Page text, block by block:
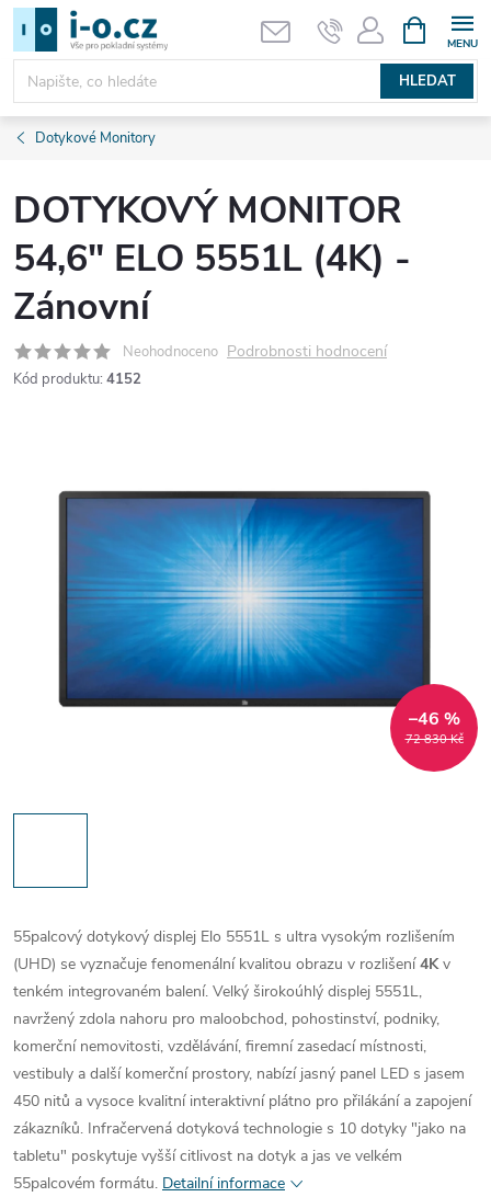
Přejít
obsah
HLEDAT
NÁKUPNÍ
KOŠÍK
Dotykové Monitory
DOTYKOVÝ MONITOR
54,6" ELO 5551L (4K) -
Zánovní
Neohodnoceno Podrobnosti hodnocení
Kód produktu: 4152
72 830 Kč
–46 %
55palcový dotykový displej Elo 5551L s ultra vysokým rozlišením
(UHD) se vyznačuje fenomenální kvalitou obrazu v rozlišení4Kv
tenkém integrovaném balení. Velký širokoúhlý displej 5551L,
navržený zdola nahoru pro maloobchod, pohostinství, podniky,
komerční nemovitosti, vzdělávání, firemní zasedací místnosti,
vestibuly a další komerční prostory, nabízí jasný panel LED s jasem
450 nitů a vysoce kvalitní interaktivní plátno pro přilákání a zapojení
zákazníků. Infračervená dotyková technologie s 10 dotyky "jako na
tabletu" poskytuje vyšší citlivost na dotyk a jas ve velkém
55palcovém formátu. Detailní informace